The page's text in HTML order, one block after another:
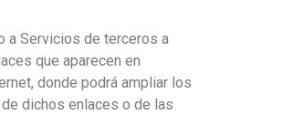
a Servicios de terceros a
que aparecen en
donde podrá ampliar los
dichos enlaces o de las